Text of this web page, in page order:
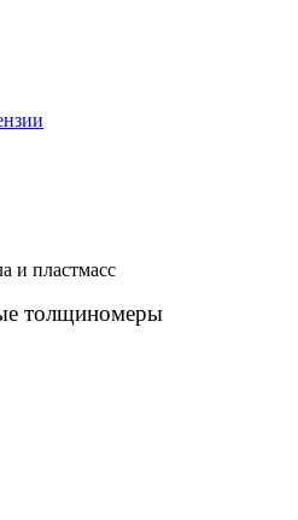
и пластмасс
толщиномеры